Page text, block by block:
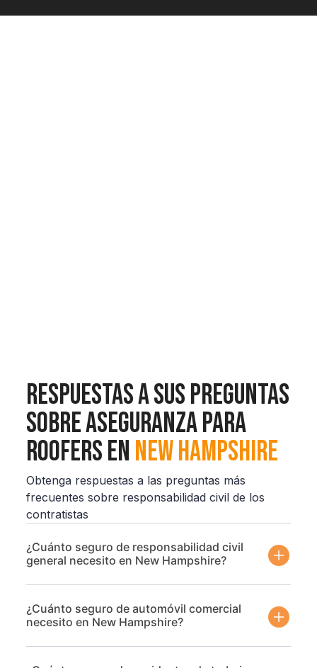
Respuestas a sus preguntas
sobre Aseguranza para
Roofers en New Hampshire
Obtenga respuestas a las preguntas más
frecuentes sobre responsabilidad civil de los
contratistas
¿Cuánto seguro de responsabilidad civil
general necesito en New Hampshire?
¿Cuánto seguro de automóvil comercial
necesito en New Hampshire?